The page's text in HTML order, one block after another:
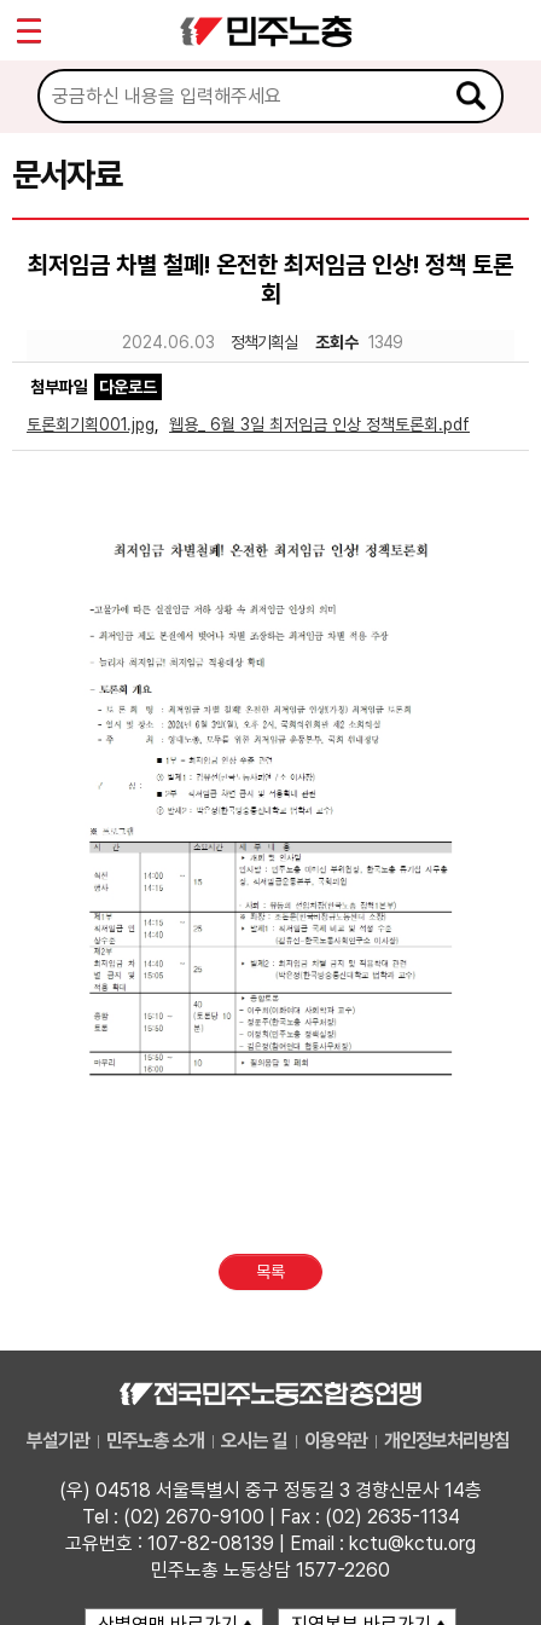
문서자료
최저임금 차별 철폐! 온전한 최저임금 인상! 정책 토론
회
2024.06.03 정책기획실 조회수 1349
첨부파일
다운로드
토론회기획001.jpg
웹용_ 6월 3일 최저임금 인상 정책토론회.pdf
목록
부설기관 민주노총 소개 오시는 길 이용약관 개인정보처리방침
(우) 04518 서울특별시 중구 정동길 3 경향신문사 14층
Tel : (02) 2670-9100 | Fax : (02) 2635-1134
고유번호 : 107-82-08139 | Email : kctu@kctu.org
민주노총 노동상담 1577-2260
마이페이지
소개
소식
문서자료
이미지자료
Sketchbook5, 스케치북5
Sketchbook5, 스케치북5